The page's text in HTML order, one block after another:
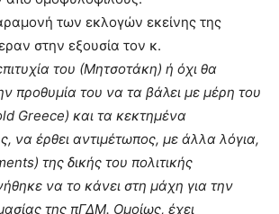
των εκλογών εκείνης της
στην εξουσία τον κ.
του (Μητσοτάκη) ή όχι θα
προθυμία του να τα βάλει με μέρη του
Greece) και τα κεκτημένα
να έρθει αντιμέτωπος, με άλλα λόγια,
της δικής του πολιτικής
να το κάνει στη μάχη για την
της πΓΔΜ. Ομοίως, έχει